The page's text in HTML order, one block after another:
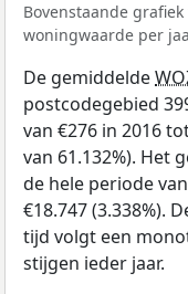
Bovenstaande
woningwaarde per
De gemiddelde
postcodegebied
van €276 in 2016
van 61.132%). Het
de hele periode
€18.747 (3.338%).
tijd volgt een
stijgen ieder jaar.